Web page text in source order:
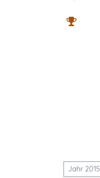
Jahr 2015